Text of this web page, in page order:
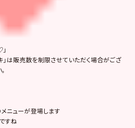
は販売数を制限させていただく場合がござ
ニューが登場します
すね